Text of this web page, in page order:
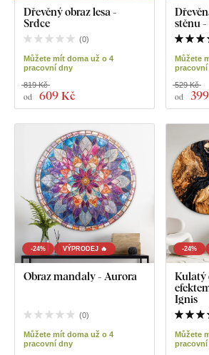
Dřevěný obraz lesa -
Srdce
(0)
Můžete mít doma už o 4
pracovní dny
od 609 Kč
819 Kč
stěnu
Můžete
pracovní
od
529 Kč
-24% VÝPRODEJ 🔥
Obraz mandaly - Aurora
(0)
Můžete mít doma už o 4
pracovní dny
-24%
Kulatý
Ignis
Můžete
pracovní